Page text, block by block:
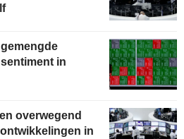
in
overwegend
in